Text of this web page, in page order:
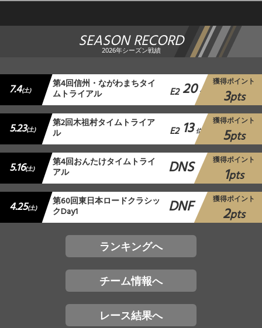
SEASON RECORD
2026年シーズン戦績
7.4(土) 第4回信州・ながわまちタイ
ムトライアル E2 20 位
獲得ポイント
3pts
5.23(土) 第2回木祖村タイムトライア
ル E2 13 位
獲得ポイント
5pts
5.16(土) 第4回おんたけタイムトライ
アル DNS 獲得ポイント
1pts
4.25(土) 第60回東日本ロードクラシッ
クDay1 DNF 獲得ポイント
2pts
ランキングへ
チーム情報へ
レース結果へ